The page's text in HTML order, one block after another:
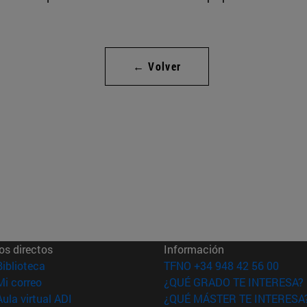
← Volver
directos
(abre en nueva ventana)
correo(abre en nueva ventana)
virtual ADI (abre en nueva ventana)
Información
TFNO +34 948 42 56 00
¿QUÉ GRADO TE INTERESA?
¿QUÉ MÁSTER TE